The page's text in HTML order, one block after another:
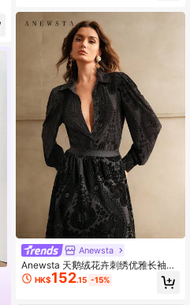
Anewsta
Anewsta 天鹅绒花卉刺绣优雅长袖衬
衫 HK$152.15 -15%